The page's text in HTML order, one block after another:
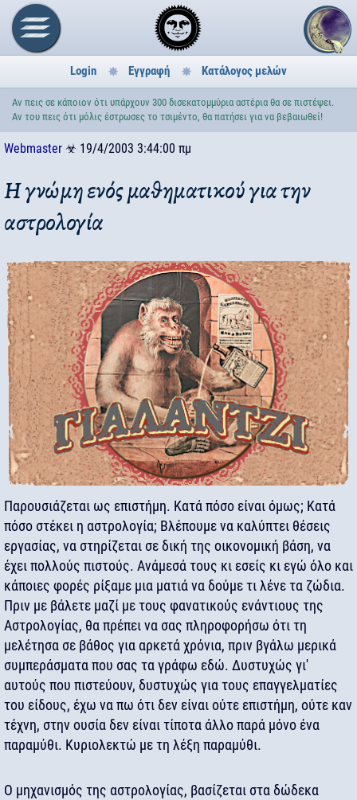
Login Εγγραφή Κατάλογος μελών
Αν πεις σε κάποιον ότι υπάρχουν 300 δισεκατομμύρια αστέρια θα σε πιστέψει.
Αν του πεις ότι μόλις έστρωσες το τσιμέντο, θα πατήσει για να βεβαιωθεί!
Webmaster ☣ 19/4/2003 3:44:00 πμ
Η γνώμη ενός μαθηματικού για την
αστρολογία
Παρουσιάζεται ως επιστήμη. Κατά πόσο είναι όμως; Κατά
πόσο στέκει η αστρολογία; Βλέπουμε να καλύπτει θέσεις
εργασίας, να στηρίζεται σε δική της οικονομική βάση, να
έχει πολλούς πιστούς. Ανάμεσά τους κι εσείς κι εγώ όλο και
κάποιες φορές ρίξαμε μια ματιά να δούμε τι λένε τα ζώδια.
Πριν με βάλετε μαζί με τους φανατικούς ενάντιους της
Αστρολογίας, θα πρέπει να σας πληροφορήσω ότι τη
μελέτησα σε βάθος για αρκετά χρόνια, πριν βγάλω μερικά
συμπεράσματα που σας τα γράφω εδώ. Δυστυχώς γι'
αυτούς που πιστεύουν, δυστυχώς για τους επαγγελματίες
του είδους, έχω να πω ότι δεν είναι ούτε επιστήμη, ούτε καν
τέχνη, στην ουσία δεν είναι τίποτα άλλο παρά μόνο ένα
παραμύθι. Κυριολεκτώ με τη λέξη παραμύθι.
Ο μηχανισμός της αστρολογίας, βασίζεται στα δώδεκα